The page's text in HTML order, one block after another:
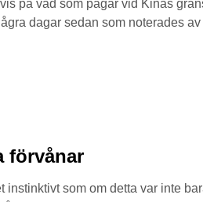
på vad som pågår vid Kinas
dagar sedan som noterades
förvånar
som om detta var inte